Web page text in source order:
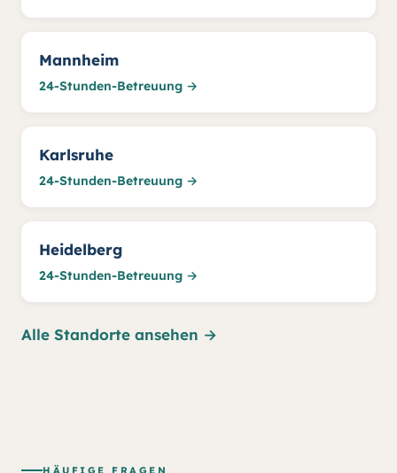
Mannheim
24-Stunden-Betreuung →
Karlsruhe
24-Stunden-Betreuung →
Heidelberg
24-Stunden-Betreuung →
Alle Standorte ansehen →
HÄUFIGE FRAGEN